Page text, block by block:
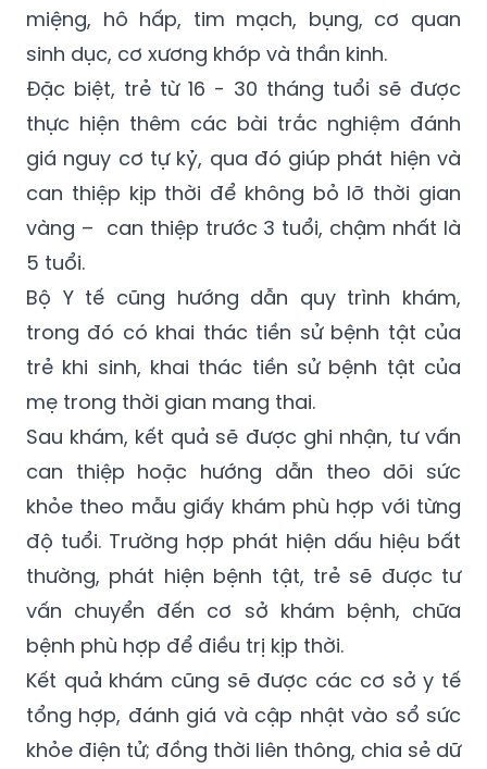
miệng, hô hấp, tim mạch, bụng, cơ quan
sinh dục, cơ xương khớp và thần kinh.
Đặc biệt, trẻ từ 16 - 30 tháng tuổi sẽ được
thực hiện thêm các bài trắc nghiệm đánh
giá nguy cơ tự kỷ, qua đó giúp phát hiện và
can thiệp kịp thời để không bỏ lỡ thời gian
vàng – can thiệp trước 3 tuổi, chậm nhất là
5 tuổi.
Bộ Y tế cũng hướng dẫn quy trình khám,
trong đó có khai thác tiền sử bệnh tật của
trẻ khi sinh, khai thác tiền sử bệnh tật của
mẹ trong thời gian mang thai.
Sau khám, kết quả sẽ được ghi nhận, tư vấn
can thiệp hoặc hướng dẫn theo dõi sức
khỏe theo mẫu giấy khám phù hợp với từng
độ tuổi. Trường hợp phát hiện dấu hiệu bất
thường, phát hiện bệnh tật, trẻ sẽ được tư
vấn chuyển đến cơ sở khám bệnh, chữa
bệnh phù hợp để điều trị kịp thời.
Kết quả khám cũng sẽ được các cơ sở y tế
tổng hợp, đánh giá và cập nhật vào sổ sức
khỏe điện tử; đồng thời liên thông, chia sẻ dữ